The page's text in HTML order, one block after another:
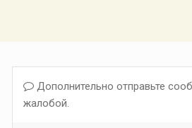
Дополнительно отправьте
жалобой.